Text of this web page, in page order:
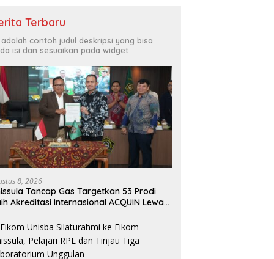
Terbaru
adalah contoh judul deskripsi yang bisa
isi dan sesuaikan pada widget
8, 2026
Tancap Gas Targetkan 53 Prodi
Akreditasi Internasional ACQUIN Lewat